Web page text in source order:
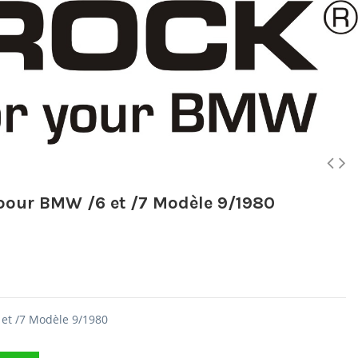
BMW /6 et /7 Modèle 9/1980
/7 Modèle 9/1980